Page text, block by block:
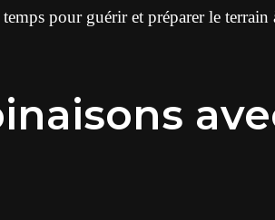
temps pour guérir et préparer le